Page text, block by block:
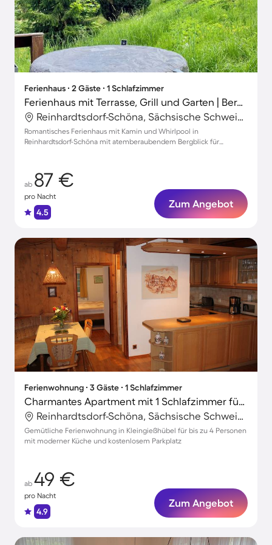
Ferienhaus ∙ 2 Gäste ∙ 1 Schlafzimmer
Ferienhaus mit Terrasse, Grill und Garten | Bergblick
Reinhardtsdorf-Schöna, Sächsische Schweiz-Osterzgebirge, Deutschland
Romantisches Ferienhaus mit Kamin und Whirlpool in
Reinhardtsdorf-Schöna mit atemberaubendem Bergblick für
ab 87 €
pro Nacht
4.5
Zum Angebot
Ferienwohnung ∙ 3 Gäste ∙ 1 Schlafzimmer
Charmantes Apartment mit 1 Schlafzimmer für 3 Personen
Reinhardtsdorf-Schöna, Sächsische Schweiz-Osterzgebirge, Deutschland
Gemütliche Ferienwohnung in Kleingießhübel für bis zu 4 Personen
mit moderner Küche und kostenlosem Parkplatz
ab 49 €
pro Nacht
4.9
Zum Angebot